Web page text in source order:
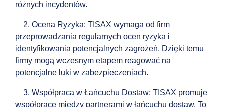
różnych incydentów.
2. Ocena Ryzyka: TISAX wymaga od firm
przeprowadzania regularnych ocen ryzyka i
identyfikowania potencjalnych zagrożeń. Dzięki temu
firmy mogą wczesnym etapem reagować na
potencjalne luki w zabezpieczeniach.
3. Współpraca w Łańcuchu Dostaw: TISAX promuje
współpracę między partnerami w łańcuchu dostaw. To